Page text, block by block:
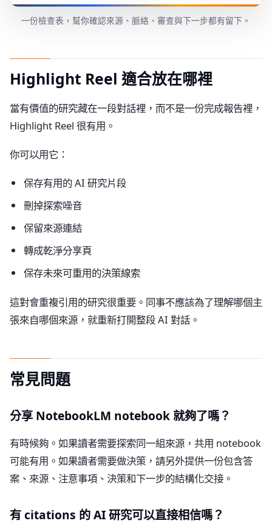
一份檢查表，幫你確認來源、脈絡、審查與下一步都有留下。
Highlight Reel 適合放在哪裡
當有價值的研究藏在一段對話裡，而不是一份完成報告裡，
Highlight Reel 很有用。
你可以用它：
保存有用的 AI 研究片段
刪掉探索噪音
保留來源連結
轉成乾淨分享頁
保存未來可重用的決策線索
這對會重複引用的研究很重要。同事不應該為了理解哪個主
張來自哪個來源，就重新打開整段 AI 對話。
常見問題
分享 NotebookLM notebook 就夠了嗎？
有時候夠。如果讀者需要探索同一組來源，共用 notebook
可能有用。如果讀者需要做決策，請另外提供一份包含答
案、來源、注意事項、決策和下一步的結構化交接。
有 citations 的 AI 研究可以直接相信嗎？